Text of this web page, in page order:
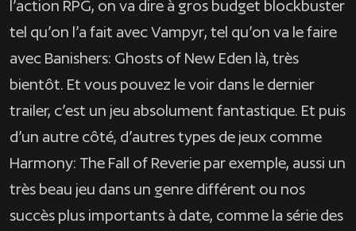
l’action RPG, on va dire à gros budget blockbuster
tel qu’on l’a fait avecVampyr, tel qu’on va le faire
avec Banishers: Ghosts of New Eden là, très
bientôt. Et vous pouvez le voir dans le dernier
trailer, c’est un jeu absolument fantastique. Et puis
d’un autre côté, d’autres types de jeux comme
Harmony: The Fall of Reverie par exemple, aussi un
très beau jeu dans un genre différent ou nos
succès plus importants à date, comme la série des